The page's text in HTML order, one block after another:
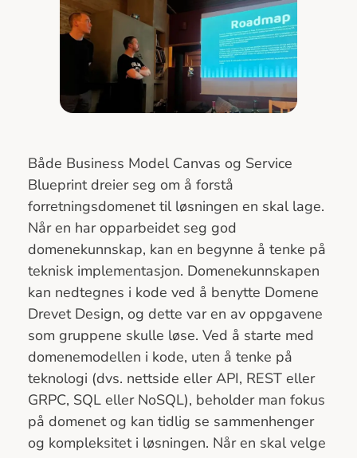
Både Business Model Canvas og Service
Blueprint dreier seg om å forstå
forretningsdomenet til løsningen en skal lage.
Når en har opparbeidet seg god
domenekunnskap, kan en begynne å tenke på
teknisk implementasjon. Domenekunnskapen
kan nedtegnes i kode ved å benytte Domene
Drevet Design, og dette var en av oppgavene
som gruppene skulle løse. Ved å starte med
domenemodellen i kode, uten å tenke på
teknologi (dvs. nettside eller API, REST eller
GRPC, SQL eller NoSQL), beholder man fokus
på domenet og kan tidlig se sammenhenger
og kompleksitet i løsningen. Når en skal velge